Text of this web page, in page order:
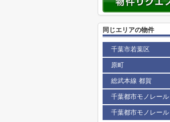
同じエリアの物件
千葉市若葉区
原町
総武本線 都賀
千葉都市モノレー
千葉都市モノレー